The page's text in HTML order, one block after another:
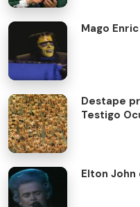
Mago
Destape
Testigo
Elton John